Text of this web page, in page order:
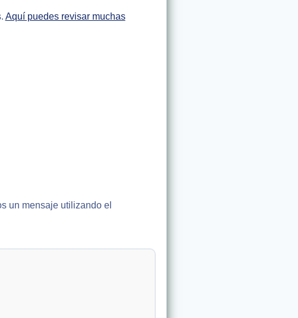
Aquí puedes revisar muchas
un mensaje utilizando el